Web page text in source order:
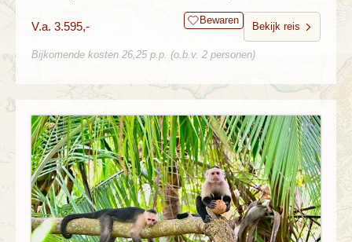
V.a. 3.595,- Bewaren
Bekijk reis
Bijkomende kosten 26,25 p.p. (o.b.v. 2 personen)